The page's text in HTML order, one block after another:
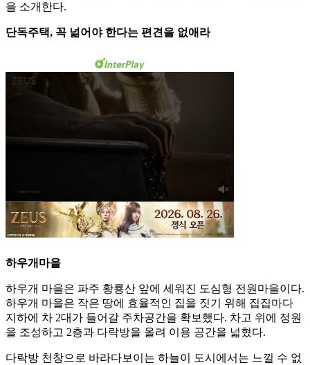
을 소개한다.
단독주택, 꼭 넒어야 한다는 편견을 없애라
하우개마을
하우개 마을은 파주 황룡산 앞에 세워진 도심형 전원마을이다.
하우개 마을은 작은 땅에 효율적인 집을 짓기 위해 집집마다
지하에 차 2대가 들어갈 주차공간을 확보했다. 차고 위에 정원
을 조성하고 2층과 다락방을 올려 이용 공간을 넓혔다.
다락방 천창으로 바라다보이는 하늘이 도시에서는 느낄 수 없